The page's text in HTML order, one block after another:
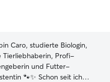
Caro, studierte Biologin,
Tierliebhaberin, Profi-
und Futter-
Schon seit ich